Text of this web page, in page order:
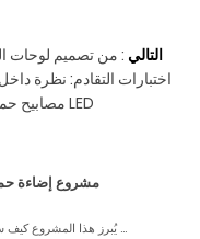
التالي : من تصميم لوحات
اختبارات التقادم: نظرة
مصابيح حمامات السباحة بتقنية LED
مشروع إضاءة
يُبرز هذا المشروع كيف ساعدت شركة سيانغورد للإضاءة ...